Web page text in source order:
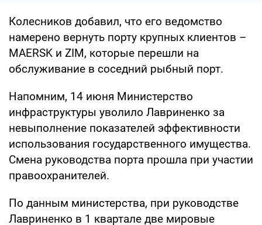
Колесников добавил, что его ведомство
намерено вернуть порту крупных клиентов –
MAERSK и ZIM, которые перешли на
обслуживание в соседний рыбный порт.
Напомним, 14 июня Министерство
инфраструктуры уволило Лавриненко за
невыполнение показателей эффективности
использования государственного имущества.
Смена руководства порта прошла при участии
правоохранителей.
По данным министерства, при руководстве
Лавриненко в 1 квартале две мировые